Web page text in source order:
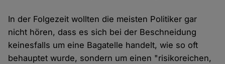
In der Folgezeit wollten die meisten Politiker gar
nicht hören, dass es sich bei der Beschneidung
keinesfalls um eine Bagatelle handelt, wie so oft
behauptet wurde, sondern um einen "risikoreichen,